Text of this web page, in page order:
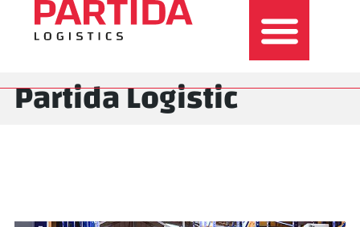
Partida Logistic